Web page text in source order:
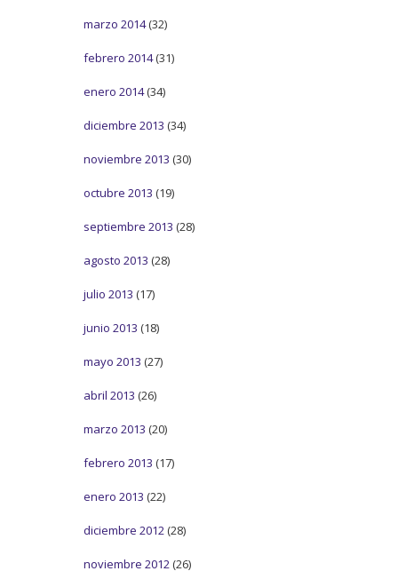
marzo 2014(32)
febrero 2014(31)
enero 2014(34)
diciembre 2013 (34)
noviembre 2013 (30)
octubre 2013 (19)
septiembre 2013 (28)
agosto 2013 (28)
julio 2013 (17)
junio 2013 (18)
mayo 2013 (27)
abril 2013 (26)
marzo 2013 (20)
febrero 2013 (17)
enero 2013 (22)
diciembre 2012 (28)
noviembre 2012 (26)